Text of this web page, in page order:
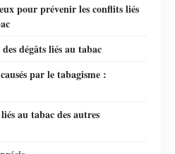
pour prévenir les conflits liés
dégâts liés au tabac
par le tabagisme :
au tabac des autres